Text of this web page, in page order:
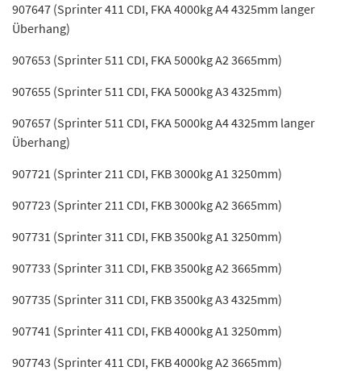
907647 (Sprinter 411 CDI, FKA 4000kg A4 4325mm langer
Überhang)
907653 (Sprinter 511 CDI, FKA 5000kg A2 3665mm)
907655 (Sprinter 511 CDI, FKA 5000kg A3 4325mm)
907657 (Sprinter 511 CDI, FKA 5000kg A4 4325mm langer
Überhang)
907721 (Sprinter 211 CDI, FKB 3000kg A1 3250mm)
907723 (Sprinter 211 CDI, FKB 3000kg A2 3665mm)
907731 (Sprinter 311 CDI, FKB 3500kg A1 3250mm)
907733 (Sprinter 311 CDI, FKB 3500kg A2 3665mm)
907735 (Sprinter 311 CDI, FKB 3500kg A3 4325mm)
907741 (Sprinter 411 CDI, FKB 4000kg A1 3250mm)
907743 (Sprinter 411 CDI, FKB 4000kg A2 3665mm)